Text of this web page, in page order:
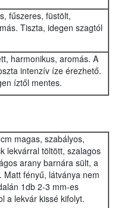
fűszeres, füstölt,
Tiszta, idegen szagtól
harmonikus, aromás. A
intenzív íze érezhető.
íztől mentes.
magas, szabályos,
lekvárral töltött, szalagos
arany barnára sült, a
fényű, látványa nem
1db 2-3 mm-es
a lekvár kissé kifolyt.